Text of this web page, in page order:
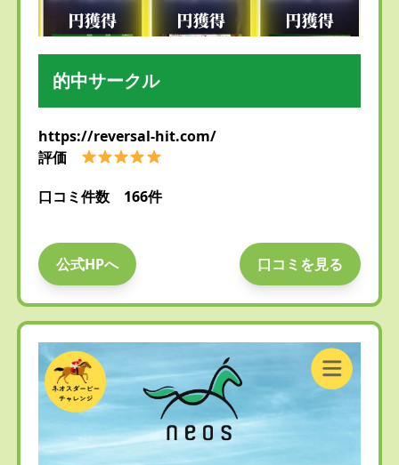
的中サークル
https://reversal-hit.com/
評価
口コミ件数 166件
公式HPへ 口コミを見る